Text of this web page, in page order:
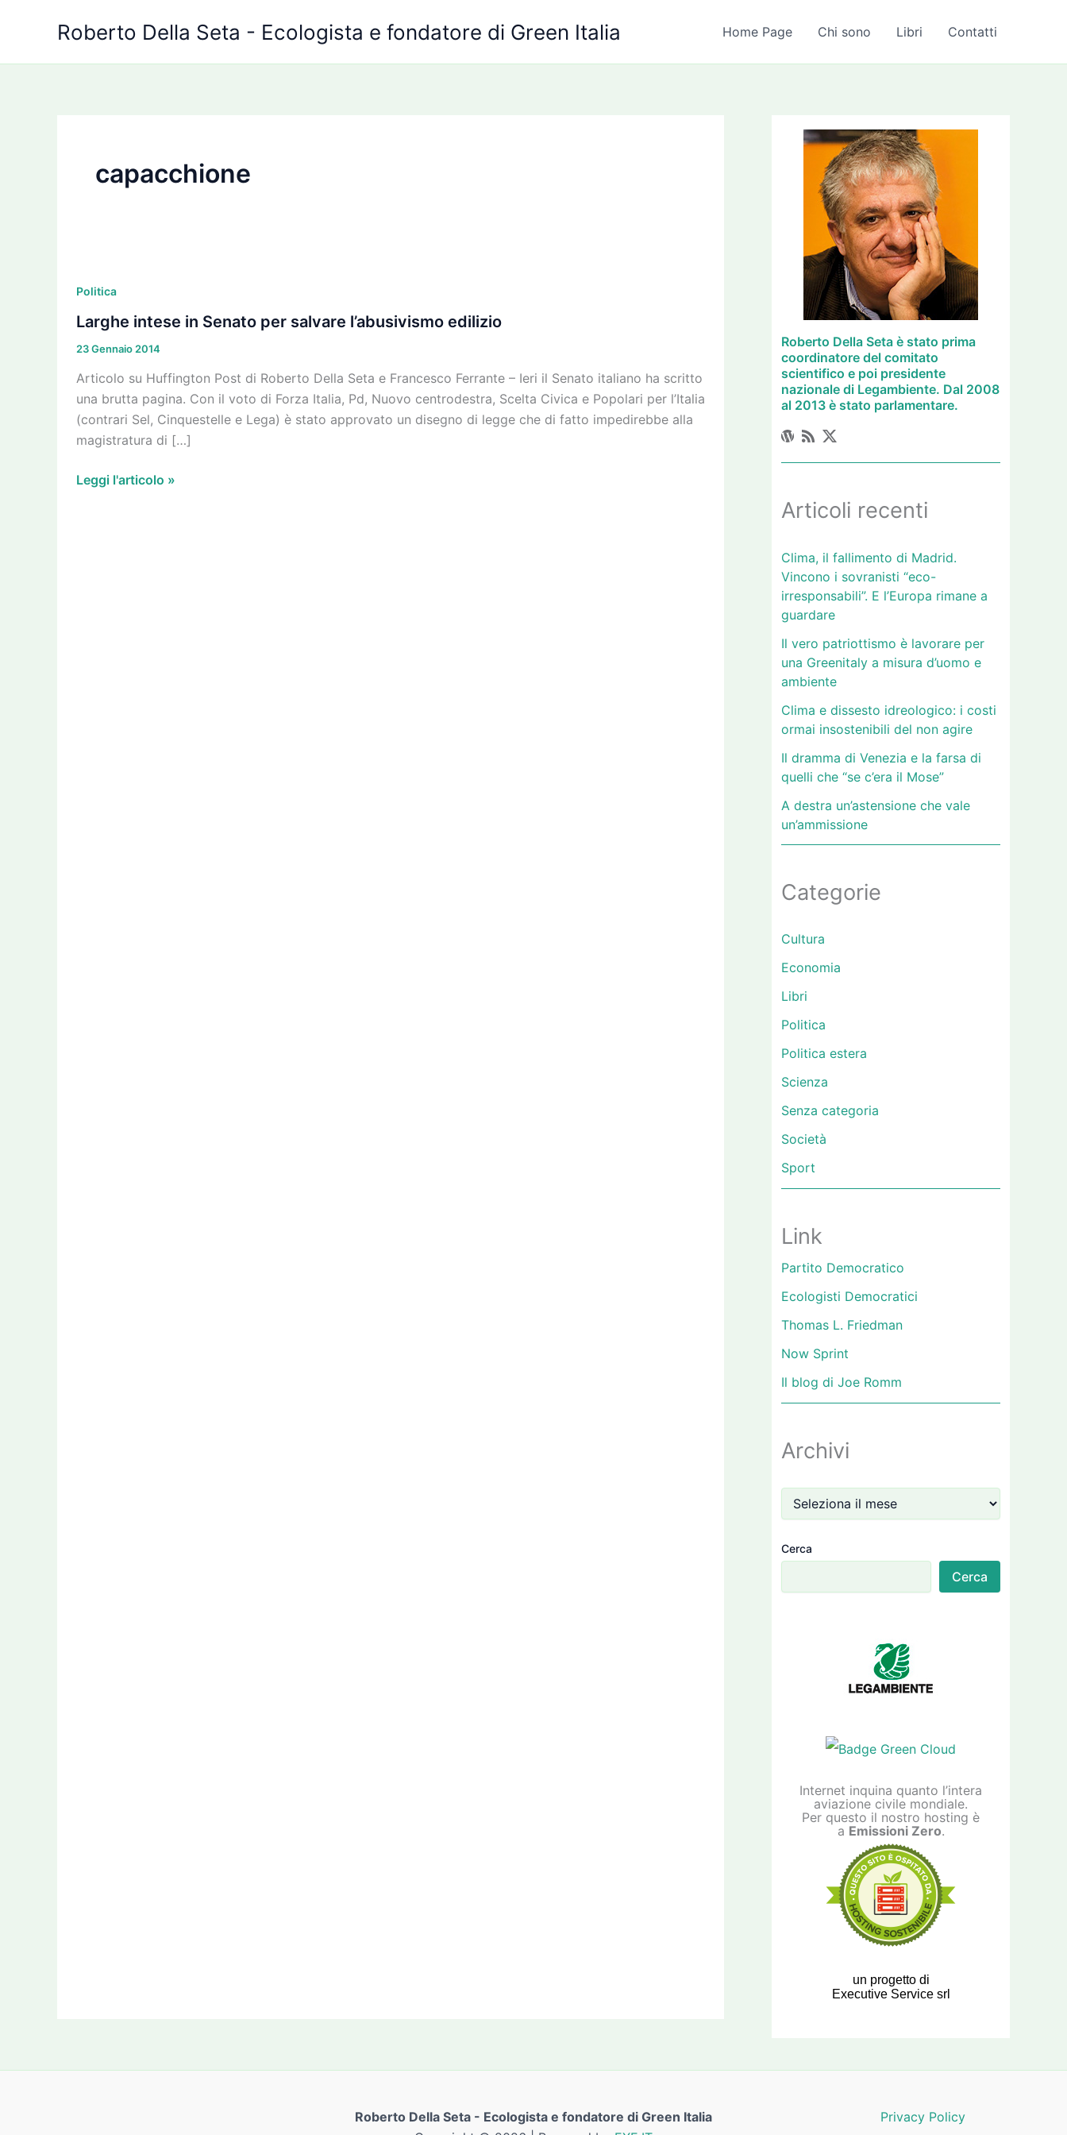
Roberto Della Seta - Ecologista e fondatore di Green Italia Home Page Chi sono Libri Contatti
capacchione
Politica
Larghe intese in Senato per salvare l’abusivismo edilizio
23 Gennaio 2014
Articolo su Huffington Post di Roberto Della Seta e Francesco Ferrante – Ieri il Senato italiano ha scritto
una brutta pagina. Con il voto di Forza Italia, Pd, Nuovo centrodestra, Scelta Civica e Popolari per l’Italia
(contrari Sel, Cinquestelle e Lega) è stato approvato un disegno di legge che di fatto impedirebbe alla
magistratura di […]
intese
in
Senato
per
salvare
l’abusivismo
edilizio
Leggi l'articolo »
Roberto Della Seta è stato prima
coordinatore del comitato
scientifico e poi presidente
nazionale di Legambiente. Dal 2008
al 2013 è stato parlamentare.
Articoli recenti
Clima, il fallimento di Madrid.
Vincono i sovranisti “eco-
irresponsabili”. E l’Europa rimane a
guardare
Il vero patriottismo è lavorare per
una Greenitaly a misura d’uomo e
ambiente
Clima e dissesto idreologico: i costi
ormai insostenibili del non agire
Il dramma di Venezia e la farsa di
quelli che “se c’era il Mose”
A destra un’astensione che vale
un’ammissione
Categorie
Cultura
Economia
Libri
Politica
Politica estera
Scienza
Senza categoria
Società
Sport
Link
Partito Democratico
Ecologisti Democratici
Thomas L. Friedman
Now Sprint
Il blog di Joe Romm
Archivi
c
Cerca
Cerca
Internet inquina quanto l’intera
aviazione civile mondiale.
Per questo il nostro hosting è
a Emissioni Zero.
un progetto di
Executive Service srl
Roberto Della Seta - Ecologista e fondatore di Green Italia
Privacy Policy